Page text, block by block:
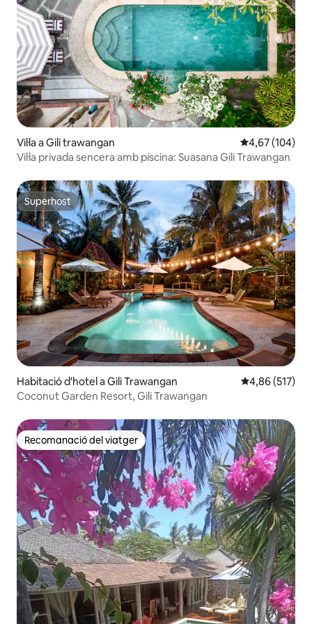
Vil·la a Gili trawangan 4,67 de
4,67 (104)
Vil·la privada sencera amb piscina: Suasana Gili Trawangan
Superhost
Superhost
Habitació d'hotel a Gili Trawangan 4,86 de
4,86 (517)
Coconut Garden Resort, Gili Trawangan
Recomanació del viatger
Recomanació del viatger